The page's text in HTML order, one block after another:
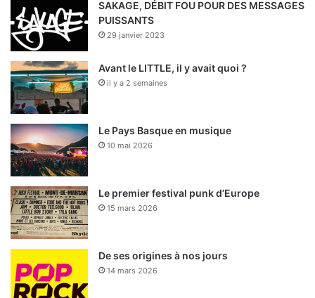
i
n
e
r
m
SAKAGE, DÉBIT FOU POUR DES MESSAGES
PUISSANTS
29 janvier 2023
Avant le LITTLE, il y avait quoi ?
il y a 2 semaines
Le Pays Basque en musique
10 mai 2026
Le premier festival punk d’Europe
15 mars 2026
De ses origines à nos jours
14 mars 2026